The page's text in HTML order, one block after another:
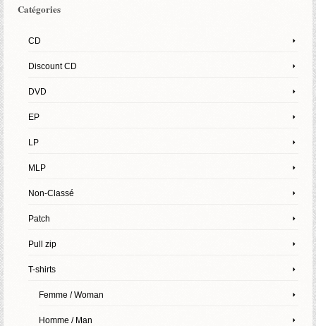
Catégories
CD
Discount CD
DVD
EP
LP
MLP
Non-Classé
Patch
Pull zip
T-shirts
Femme / Woman
Homme / Man